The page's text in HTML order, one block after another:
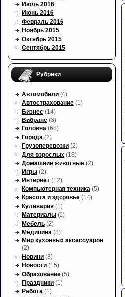
Июль 2016
Июнь 2016
Февраль 2016
Ноябрь 2015
Октябрь 2015
Сентябрь 2015
Рубрики
Автомобили (4)
Автострахование (1)
Бизнес (14)
Вибране (3)
Головна (68)
Города (2)
Грузоперевозки (2)
Для взрослых (18)
Домашние животные (2)
Игры (2)
Интернет (12)
Компьютерная техника (5)
Красота и здоровье (14)
Кулинария (1)
Материалы (2)
Мебель (2)
Медицина (8)
Мир кухонных аксессуаров
(2)
Новини (3)
Новости (15)
Образование (5)
Праздники (1)
Работа (1)